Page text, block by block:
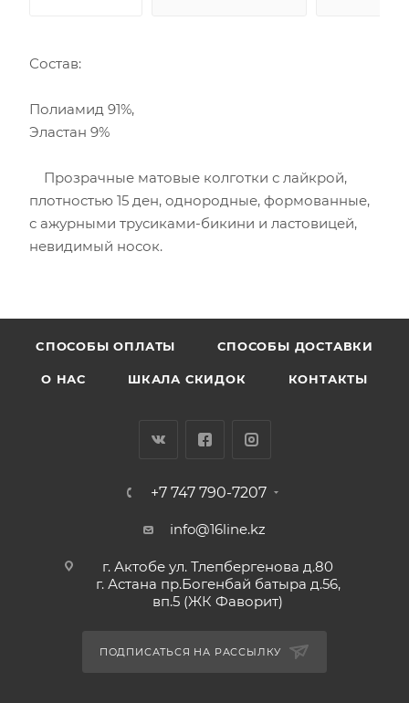
Состав:
Полиамид 91%,
Эластан 9%
Прозрачные матовые колготки с лайкрой,
плотностью 15 ден, однородные, формованные,
с ажурными трусиками-бикини и ластовицей,
невидимый носок.
CПОСОБЫ ОПЛАТЫ СПОСОБЫ ДОСТАВКИ
О НАС ШКАЛА СКИДОК КОНТАКТЫ
+7 747 790-7207
info@16line.kz
г. Актобе ул. Тлепбергенова д.80
г. Астана пр.Богенбай батыра д.56,
вп.5 (ЖК Фаворит)
ПОДПИСАТЬСЯ НА РАССЫЛКУ